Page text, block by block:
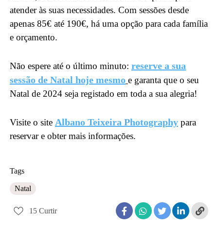
atender às suas necessidades. Com sessões desde
apenas 85€ até 190€, há uma opção para cada família
e orçamento.
Não espere até o último minuto: reserve a sua
sessão de Natal hoje mesmo e garanta que o seu
Natal de 2024 seja registado em toda a sua alegria!
Visite o site Albano Teixeira Photography para
reservar e obter mais informações.
Tags
Natal
15 Curtir